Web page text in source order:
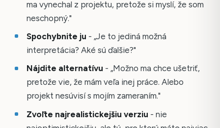
ma vynechal z projektu, pretože si myslí, že som
neschopný."
Spochybnite ju - „Je to jediná možná
interpretácia? Aké sú ďalšie?"
Nájdite alternatívu - „Možno ma chce ušetriť,
pretože vie, že mám veľa inej práce. Alebo
projekt nesúvisí s mojím zameraním."
Zvoľte najrealistickejšiu verziu - nie